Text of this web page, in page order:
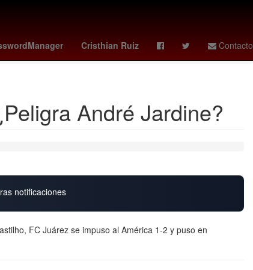
Cristhian Ruiz Contacto
world cup Filadelfia Musulmán
douglas santos
André Jardine?
notificaciones
FC Juárez se impuso al América 1-2 y puso en